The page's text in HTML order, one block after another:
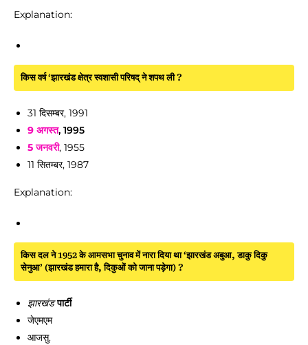
Explanation:
किस वर्ष ‘झारखंड क्षेत्र स्वशासी परिषद् ने शपथ ली ?
31 दिसम्बर, 1991
9 अगस्त, 1995
5 जनवरी, 1955
11 सितम्बर, 1987
Explanation:
किस दल ने 1952 के आमसभा चुनाव में नारा दिया था ‘झारखंड अबुआ, डाकु दिकु
सेनुआ’ (झारखंड हमारा है, दिकुओं को जाना पड़ेगा) ?
झारखंडपार्टी
जेएमएम
आजसु.